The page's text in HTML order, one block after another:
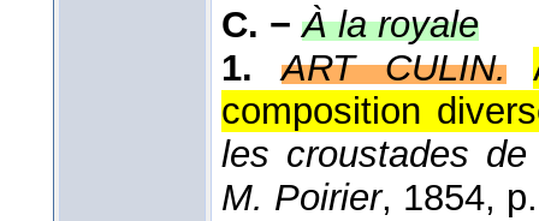
C. − À la royale
1.
ART CULIN.
composition
les croustades
M. Poirier, 1854,